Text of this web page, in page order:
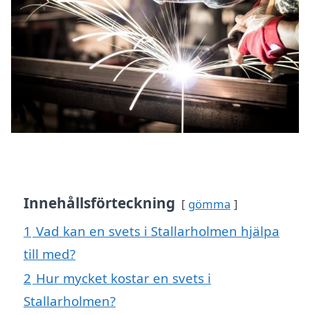
Innehållsförteckning gömma
1 Vad kan en svets i Stallarholmen hjälpa
till med?
2 Hur mycket kostar en svets i
Stallarholmen?